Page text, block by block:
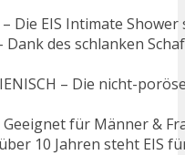
– Die EIS Intimate
Dank des schlanken
– Die nicht-
Geeignet für Männer &
10 Jahren steht EIS